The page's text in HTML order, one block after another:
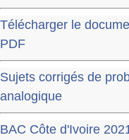
Télécharger le
PDF
Sujets corrigés de
analogique
BAC Côte d'Ivoire